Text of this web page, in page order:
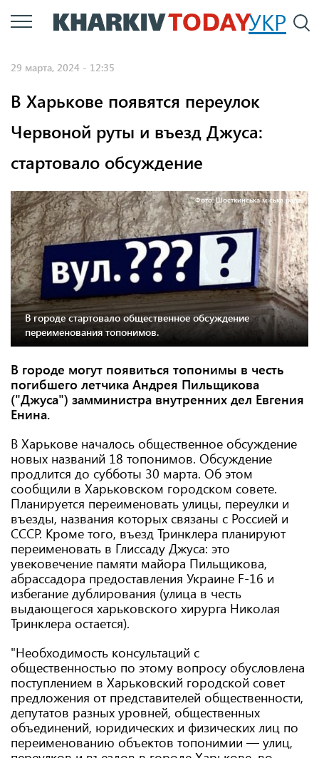
Перейти
к
УКР
29 марта, 2024 - 12:35
В Харькове появятся переулок
Червоной руты и въезд Джуса:
стартовало обсуждение
Фото: Шосткинська міська рада
В городе стартовало общественное обсуждение
переименования топонимов.
В городе могут появиться топонимы в честь
погибшего летчика Андрея Пильщикова
("Джуса") замминистра внутренних дел Евгения
Енина.
В Харькове началось общественное обсуждение
новых названий 18 топонимов. Обсуждение
продлится до субботы 30 марта. Об этом
сообщили в Харьковском городском совете.
Планируется переименовать улицы, переулки и
въезды, названия которых связаны с Россией и
СССР. Кроме того, въезд Тринклера планируют
переименовать в Глиссаду Джуса: это
увековечение памяти майора Пильщикова,
абрассадора предоставления Украине F-16 и
избегание дублирования (улица в честь
выдающегося харьковского хирурга Николая
Тринклера остается).
"Необходимость консультаций с
общественностью по этому вопросу обусловлена
поступлением в Харьковский городской совет
предложения от представителей общественности,
депутатов разных уровней, общественных
объединений, юридических и физических лиц по
переименованию объектов топонимии — улиц,